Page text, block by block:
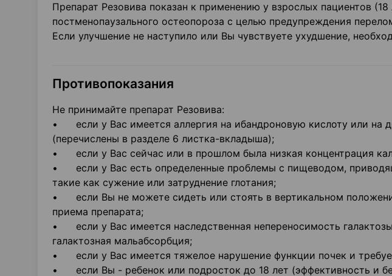
Препарат Резовива показан к применению у взрослых пациентов
постменопаузального остеопороза с целью предупреждения
Если улучшение не наступило или Вы чувствуете ухудшение,
Противопоказания
Не принимайте препарат Резовива:
• если у Вас имеется аллергия на ибандроновую кислоту или на
(перечислены в разделе 6 листка-вкладыша);
• если у Вас сейчас или в прошлом была низкая концентрация
• если у Вас есть определенные проблемы с пищеводом,
такие как сужение или затруднение глотания;
• если Вы не можете сидеть или стоять в вертикальном
приема препарата;
• если у Вас имеется наследственная непереносимость
галактозная мальабсорбция;
• если у Вас имеется тяжелое нарушение функции почек и
• если Вы - ребенок или подросток до 18 лет (эффективность и